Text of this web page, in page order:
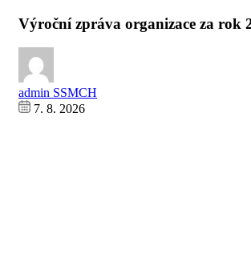
Výroční zpráva organizace za rok
admin SSMCH
7. 8. 2026